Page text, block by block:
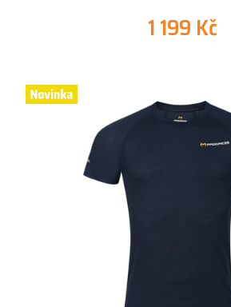
1 199 Kč